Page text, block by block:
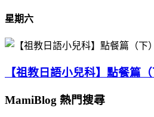
星期六
【祖教日語小兒科】點餐篇（
MamiBlog 熱門搜尋